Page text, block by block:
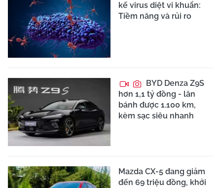
kế virus diệt vi khuẩn:
Tiềm năng và rủi ro
BYD Denza Z9S
hơn 1,1 tỷ đồng - lăn
bánh được 1.100 km,
kèm sạc siêu nhanh
Mazda CX-5 đang giảm
đến 69 triệu đồng, khởi